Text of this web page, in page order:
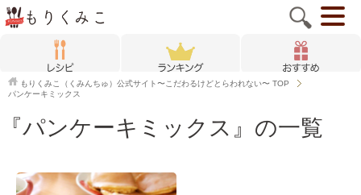
もりくみこ（くみんちゅ）公式サイト〜こだわるけどとらわれない〜 TOP
パンケーキミックス
『パンケーキミックス』の一覧